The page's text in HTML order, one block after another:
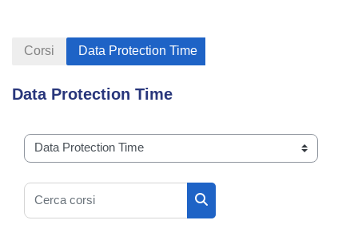
Corsi Data Protection Time
Data Protection Time
Categorie di corso
Cerca corsi
Cerca corsi